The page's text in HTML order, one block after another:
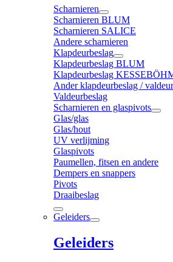
Scharnieren
Scharnieren BLUM
Scharnieren SALICE
Andere scharnieren
Klapdeurbeslag
Klapdeurbeslag BLUM
Klapdeurbeslag
Ander klapdeurbeslag /
Valdeurbeslag
Scharnieren en glaspivots
Glas/glas
Glas/hout
UV verlijming
Glaspivots
Paumellen, fitsen en andere
Dempers en snappers
Pivots
Draaibeslag
Geleiders
Geleiders